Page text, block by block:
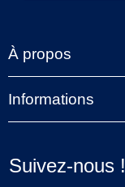
À propos
Informations
Suivez-nous !